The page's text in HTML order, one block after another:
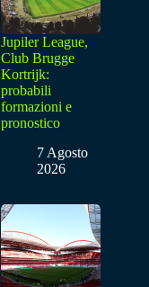
Jupiler League,
Club Brugge
Kortrijk:
probabili
formazioni e
pronostico
7 Agosto
2026